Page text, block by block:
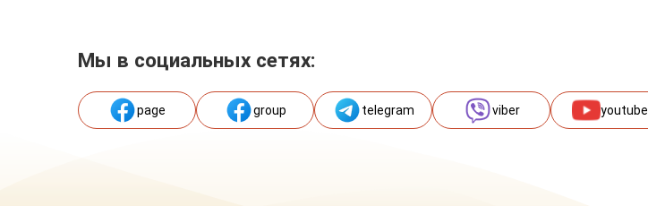
Мы в социальных сетях:
page group telegram viber youtube